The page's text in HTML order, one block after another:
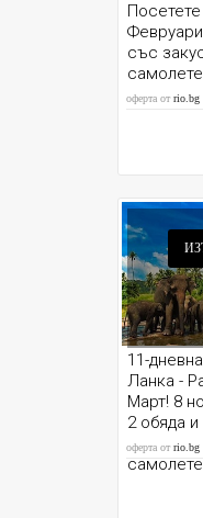
със
оферта отrio.bg
11-
Ланка -
Март! 8
2 обяда
оферта отrio.bg